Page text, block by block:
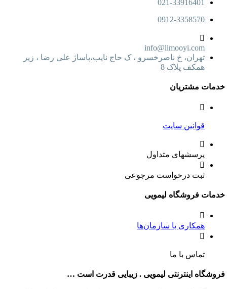
021-33916401
0912-3358570
info@limooyi.com
تهران، خ ناصرخسرو ، ک حاج نایب،پاساژ علی رضا ، زیر
همکف پلاک 8
مشتریان
قوانین سایت
پرسشهای متداول
ثبت درخواست مرجوعی
فروشگاه لیمویی
همکاری با سازمان‌ها
تماس با ما
اینترنتی لیمویی . زیبایی قدرت است …